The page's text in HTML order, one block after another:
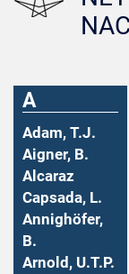
A
Adam, T.J.
Aigner, B.
Alcaraz
Capsada, L.
Annighöfer,
B.
Arnold, U.T.P.